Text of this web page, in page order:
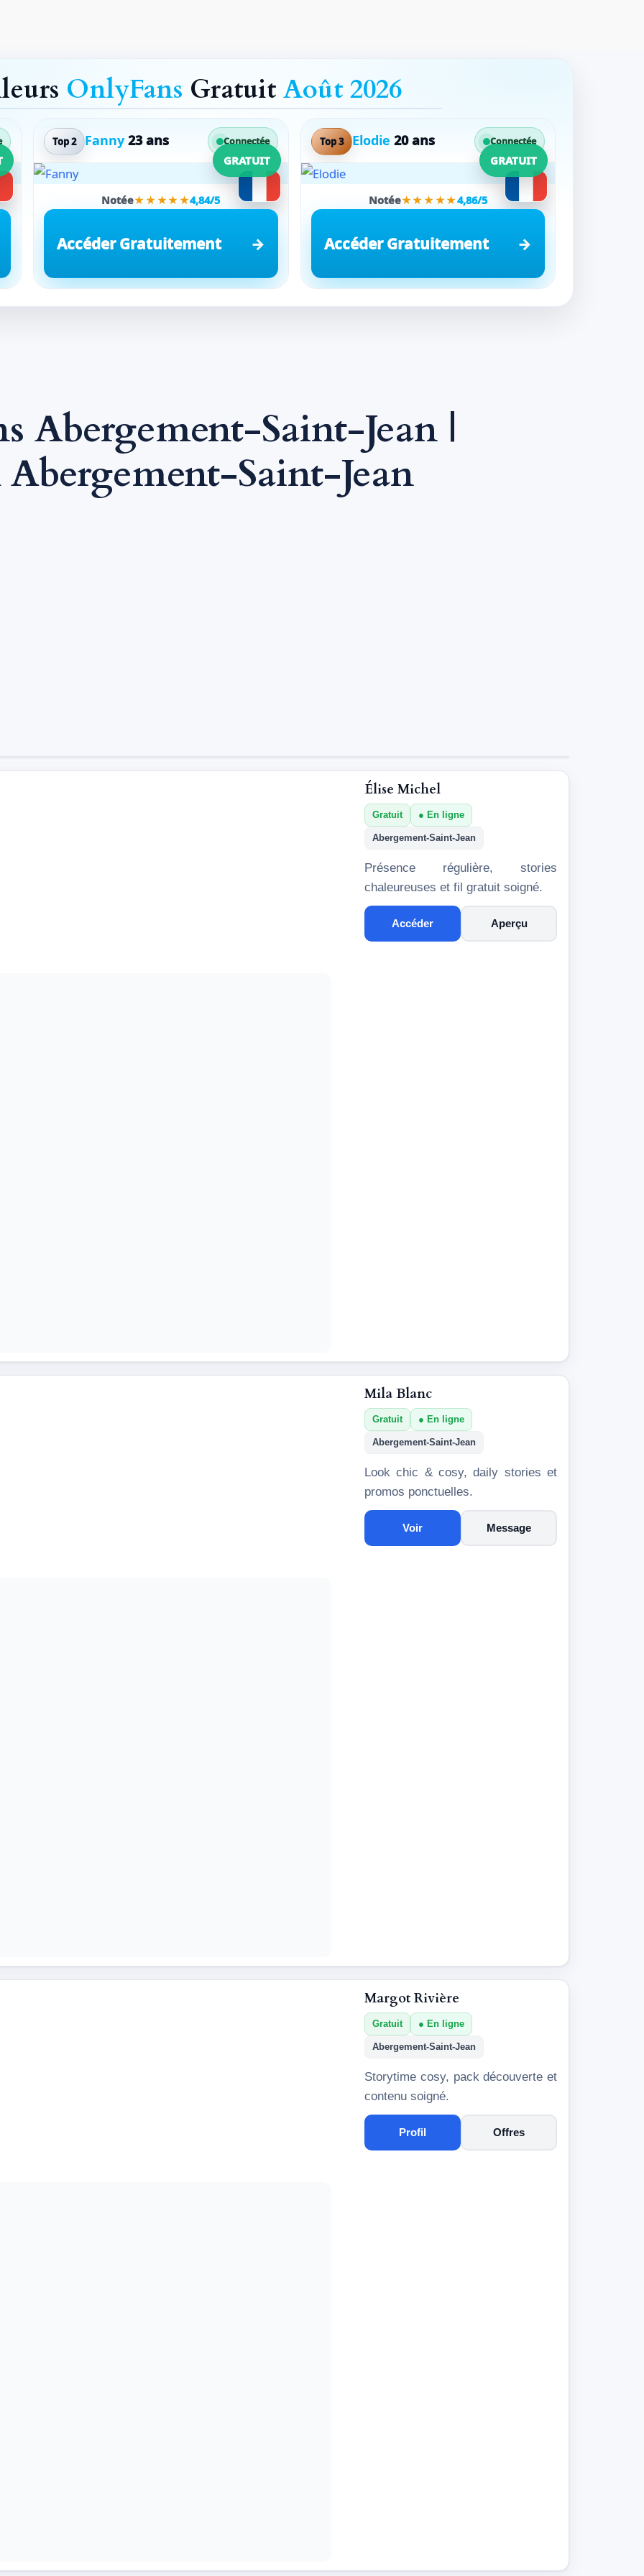
OnlyFans GratuitAoût 2026
Top 2 Fanny 23 ans Connectée
GRATUIT
Notée★★★★★4,84/5
Accéder Gratuitement
Top 3 Elodie 20 ans Connectée
GRATUIT
Notée★★★★★4,86/5
Accéder Gratuitement
Abergement-Saint-Jean |
Saint-Jean
Élise Michel
Gratuit En ligne
Abergement-Saint-Jean
Présence régulière, stories
chaleureuses et fil gratuit soigné.
Accéder Aperçu
Mila Blanc
Gratuit En ligne
Abergement-Saint-Jean
Look chic & cosy, daily stories et
promos ponctuelles.
Voir Message
Margot Rivière
Gratuit En ligne
Abergement-Saint-Jean
Storytime cosy, pack découverte et
contenu soigné.
Profil Offres